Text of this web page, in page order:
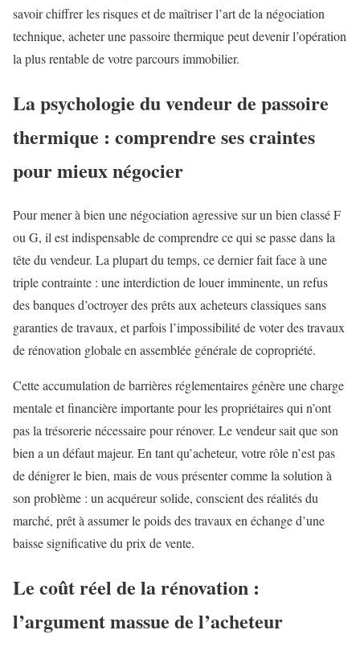
savoir chiffrer les risques et de maîtriser l’art de la négociation
technique, acheter une passoire thermique peut devenir l’opération
la plus rentable de votre parcours immobilier.
La psychologie du vendeur de passoire
thermique : comprendre ses craintes
pour mieux négocier
Pour mener à bien une négociation agressive sur un bien classé F
ou G, il est indispensable de comprendre ce qui se passe dans la
tête du vendeur. La plupart du temps, ce dernier fait face à une
triple contrainte : une interdiction de louer imminente, un refus
des banques d’octroyer des prêts aux acheteurs classiques sans
garanties de travaux, et parfois l’impossibilité de voter des travaux
de rénovation globale en assemblée générale de copropriété.
Cette accumulation de barrières réglementaires génère une charge
mentale et financière importante pour les propriétaires qui n’ont
pas la trésorerie nécessaire pour rénover. Le vendeur sait que son
bien a un défaut majeur. En tant qu’acheteur, votre rôle n’est pas
de dénigrer le bien, mais de vous présenter comme la solution à
son problème : un acquéreur solide, conscient des réalités du
marché, prêt à assumer le poids des travaux en échange d’une
baisse significative du prix de vente.
Le coût réel de la rénovation :
l’argument massue de l’acheteur